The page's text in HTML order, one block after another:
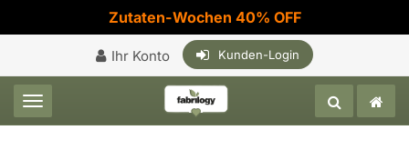
Zutaten-Wochen 40% OFF
Ihr Konto Kunden-Login
Toggle navigation